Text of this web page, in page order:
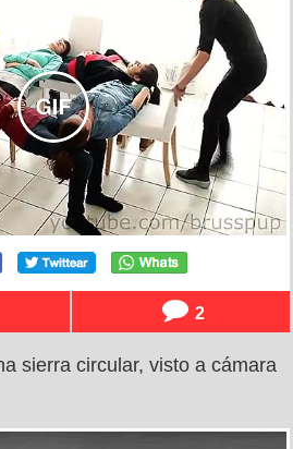
2
sierra circular, visto a cámara